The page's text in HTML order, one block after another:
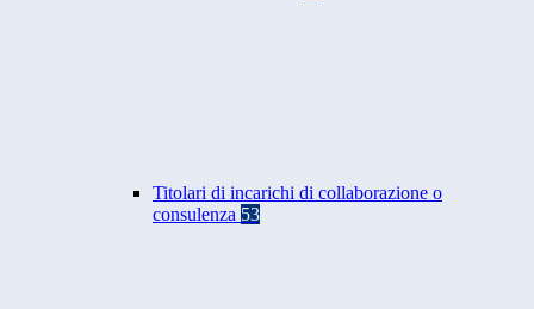
Titolari di incarichi di collaborazione o
consulenza 53